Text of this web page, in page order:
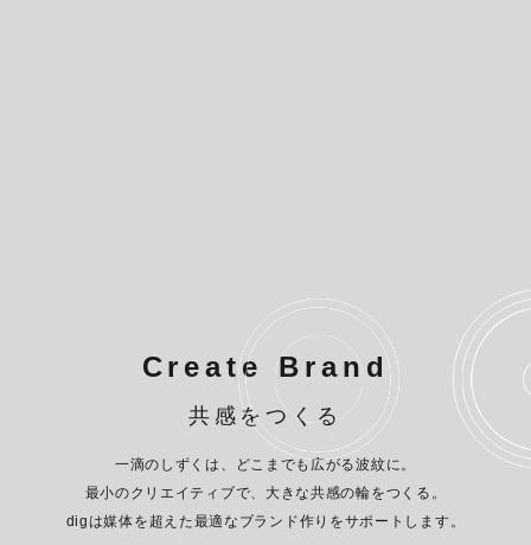
Create Brand
共感をつくる
一滴のしずくは、どこまでも広がる波紋に。
最小のクリエイティブで、大きな共感の輪をつくる。
digは媒体を超えた最適なブランド作りをサポートします。